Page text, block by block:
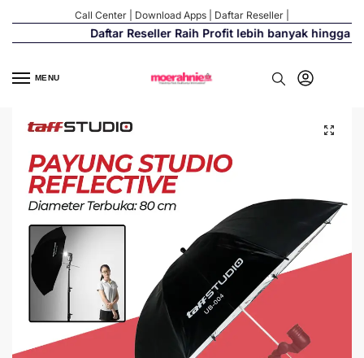
Call Center Download Apps Daftar Reseller
Daftar Reseller Raih Profit lebih banyak hingga
MENU